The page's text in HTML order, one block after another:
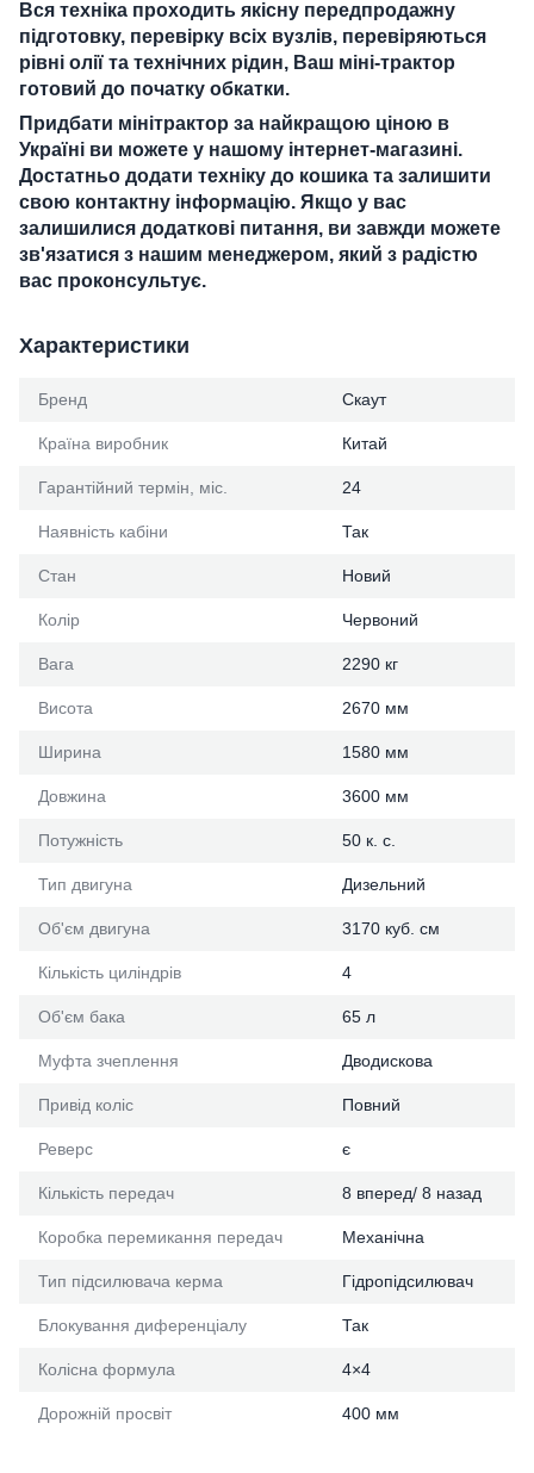
Вся техніка проходить якісну передпродажну
підготовку, перевірку всіх вузлів, перевіряються
рівні олії та технічних рідин, Ваш міні-трактор
готовий до початку обкатки.
Придбати мінітрактор за найкращою ціною в
Україні ви можете у нашому інтернет-магазині.
Достатньо додати техніку до кошика та залишити
свою контактну інформацію. Якщо у вас
залишилися додаткові питання, ви завжди можете
зв'язатися з нашим менеджером, який з радістю
вас проконсультує.
Характеристики
Бренд Скаут
Країна виробник Китай
Гарантійний термін, міс. 24
Наявність кабіни Так
Стан Новий
Колір Червоний
Вага 2290 кг
Висота 2670 мм
Ширина 1580 мм
Довжина 3600 мм
Потужність 50 к. с.
Тип двигуна Дизельний
Об'єм двигуна 3170 куб. см
Кількість циліндрів 4
Об'єм бака 65 л
Муфта зчеплення Дводискова
Привід коліс Повний
Реверс є
Кількість передач 8 вперед/ 8 назад
Коробка перемикання передач Механічна
Тип підсилювача керма Гідропідсилювач
Блокування диференціалу Так
Колісна формула 4×4
Дорожній просвіт 400 мм